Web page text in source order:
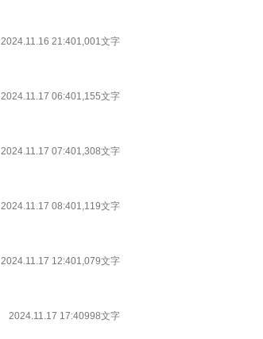
2024.11.16 21:401,001文字
2024.11.17 06:401,155文字
2024.11.17 07:401,308文字
2024.11.17 08:401,119文字
2024.11.17 12:401,079文字
2024.11.17 17:40998文字